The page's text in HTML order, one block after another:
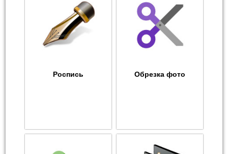
Роспись Обрезка фото